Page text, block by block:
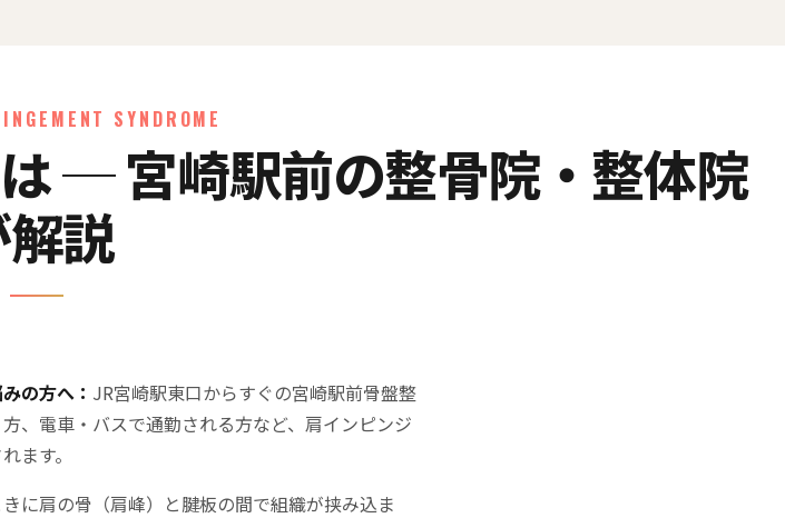
SYNDROME
─ 宮崎駅前の整骨院・整体院
説
の方へ： JR宮崎駅東口からすぐの宮崎駅前骨盤整
、電車・バスで通勤される方など、肩インピンジ
ます。
に肩の骨（肩峰）と腱板の間で組織が挟み込ま